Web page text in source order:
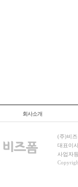
회사소개
(주)비
대표이
사업자